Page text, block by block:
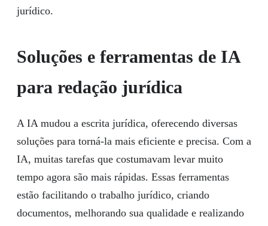
jurídico.
Soluções e ferramentas de IA
para redação jurídica
A IA mudou a escrita jurídica, oferecendo diversas
soluções para torná-la mais eficiente e precisa. Com a
IA, muitas tarefas que costumavam levar muito
tempo agora são mais rápidas. Essas ferramentas
estão facilitando o trabalho jurídico, criando
documentos, melhorando sua qualidade e realizando